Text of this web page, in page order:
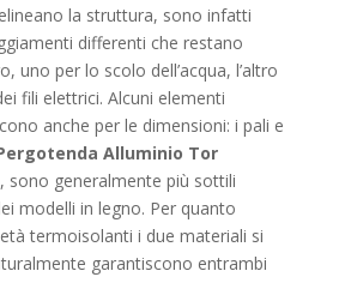
la struttura, sono infatti
differenti che restano
uno per lo scolo dell’acqua, l’altro
fili elettrici. Alcuni elementi
anche per le dimensioni: i pali e
Alluminio Tor
sono generalmente più sottili
modelli in legno. Per quanto
termoisolanti i due materiali si
garantiscono entrambi